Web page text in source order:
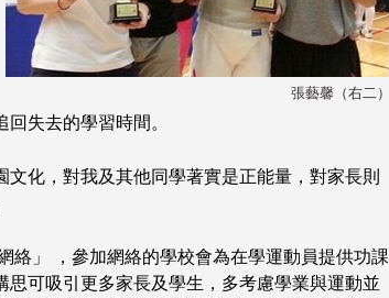
張藝馨（右二）
失去的學習時間。
化，對我及其他同學著實是正能量，對家長則
絡」 ，參加網絡的學校會為在學運動員提供功課
可吸引更多家長及學生，多考慮學業與運動並